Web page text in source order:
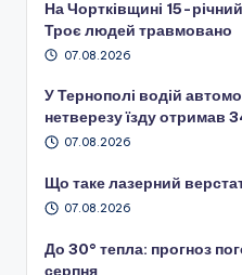
На Чортківщині 15-
Троє людей травмовано
07.08.2026
У Тернополі водій
нетверезу їзду отримав
07.08.2026
Що таке лазерний
07.08.2026
До 30° тепла: прогноз
серпня